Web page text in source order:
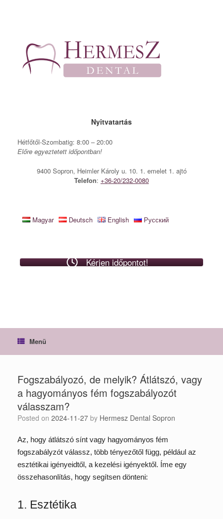
Nyitvatartás
Hétfőtől-Szombatig: 8:00 – 20:00
Előre egyeztetett időpontban!
9400 Sopron, Heimler Károly u. 10. 1. emelet 1. ajtó
Telefon: +36-20/232-0080
Magyar Deutsch English Русский
Kérjen időpontot!
Menü
Fogszabályozó, de melyik? Átlátszó, vagy
a hagyományos fém fogszabályozót
válasszam?
Posted on 2024-11-27 by Hermesz Dental Sopron
Az, hogy átlátszó sínt vagy hagyományos fém
fogszabályzót válassz, több tényezőtől függ, például az
esztétikai igényeidtől, a kezelési igényektől. Íme egy
összehasonlítás, hogy segítsen dönteni:
1. Esztétika